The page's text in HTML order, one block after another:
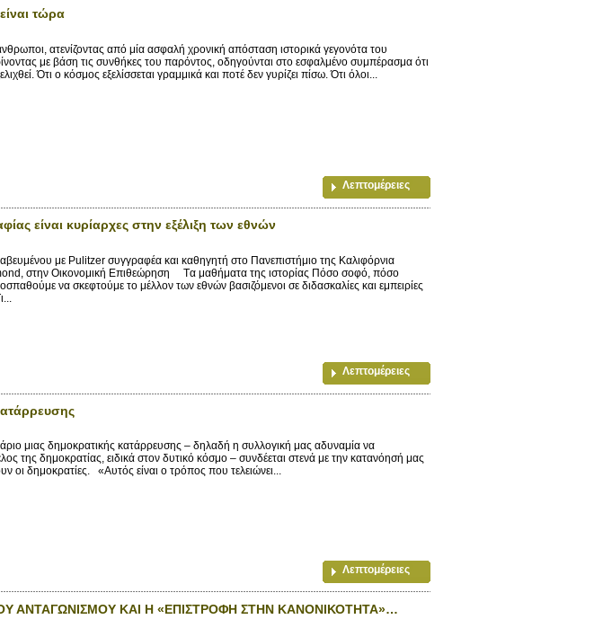
τώρα
ατενίζοντας από μία ασφαλή χρονική απόσταση ιστορικά γεγονότα του
με βάση τις συνθήκες του παρόντος, οδηγούνται στο εσφαλμένο συμπέρασμα ότι
Ότι ο κόσμος εξελίσσεται γραμμικά και ποτέ δεν γυρίζει πίσω. Ότι όλοι...
Λεπτομέρειες
είναι κυρίαρχες στην εξέλιξη των εθνών
με Pulitzer συγγραφέα και καθηγητή στο Πανεπιστήμιο της Καλιφόρνια
στην Οικονομική Επιθεώρηση Tα μαθήματα της ιστορίας Πόσο σοφό, πόσο
να σκεφτούμε το μέλλον των εθνών βασιζόμενοι σε διδασκαλίες και εμπειρίες
Λεπτομέρειες
μιας δημοκρατικής κατάρρευσης – δηλαδή η συλλογική μας αδυναμία να
της δημοκρατίας, ειδικά στον δυτικό κόσμο – συνδέεται στενά με την κατανόησή μας
οι δημοκρατίες. «Αυτός είναι ο τρόπος που τελειώνει...
Λεπτομέρειες
ΑΝΤΑΓΩΝΙΣΜΟΥ ΚΑΙ Η «ΕΠΙΣΤΡΟΦΗ ΣΤΗΝ ΚΑΝΟΝΙΚΟΤΗΤΑ»…